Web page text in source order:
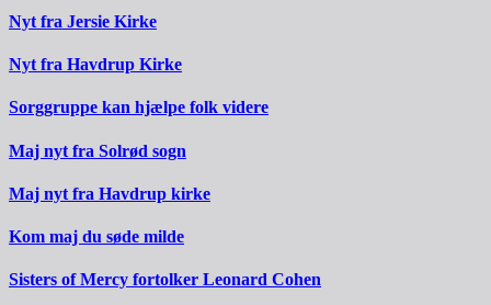
Nyt fra Jersie Kirke
Nyt fra Havdrup Kirke
Sorggruppe kan hjælpe folk videre
Maj nyt fra Solrød sogn
Maj nyt fra Havdrup kirke
Kom maj du søde milde
Sisters of Mercy fortolker Leonard Cohen